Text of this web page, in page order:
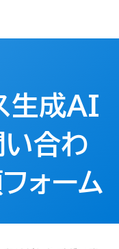
生成AI
い合わ
ォーム​